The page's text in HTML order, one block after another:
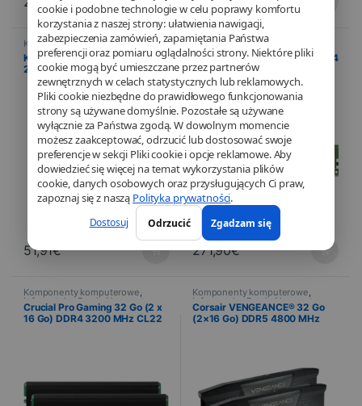
cookie i podobne technologie w celu poprawy komfortu
korzystania z naszej strony: ułatwienia nawigacji,
zabezpieczenia zamówień, zapamiętania Państwa
preferencji oraz pomiaru oglądalności strony. Niektóre pliki
cookie mogą być umieszczane przez partnerów
zewnętrznych w celach statystycznych lub reklamowych.
Pliki cookie niezbędne do prawidłowego funkcjonowania
strony są używane domyślnie. Pozostałe są używane
wyłącznie za Państwa zgodą. W dowolnym momencie
możesz zaakceptować, odrzucić lub dostosować swoje
preferencje w sekcji Pliki cookie i opcje reklamowe. Aby
dowiedzieć się więcej na temat wykorzystania plików
cookie, danych osobowych oraz przysługujących Ci praw,
zapoznaj się z naszą Polityka prywatności.
Dostosuj Odrzucić Zgadzam się
Komponenty komputerowe,
Informatyka,Pamięć komputera
Kingston ValueRAM 4 Go DDR4
2666 MHz CL19 – DIMM
51,91€
Komponenty komputerowe
Informatyka,Pamięć komputera
Crucial 32 GB (2 x 16 GB) DDR4
3200 MHz CL22 UDIMM
271,90€
Komponenty komputerowe,
Informatyka ,Pamięć komputera
Crucial Pro Gaming 32 Go (2 x
16 Go) DDR4 3200 MHz CL22
Komponenty komputerowe,
Informatyka,Pamięć komputera
Corsair VENGEANCE® 32 Go
(2×16 Go) DDR5 4800 MHz